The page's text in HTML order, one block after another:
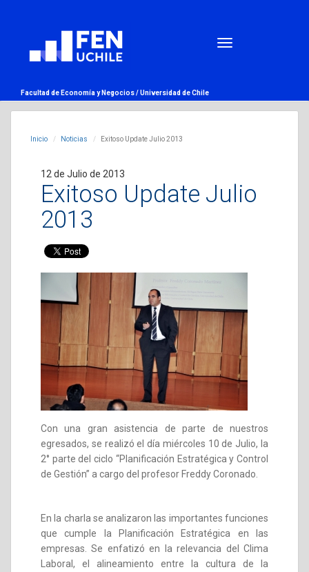
Facultad de Economía y Negocios /Universidad de Chile
Inicio Noticias Exitoso Update Julio 2013
12 de Julio de 2013
Exitoso Update Julio
2013
Con una gran asistencia de parte de nuestros
egresados, se realizó el día miércoles 10 de Julio, la
2° parte del ciclo “Planificación Estratégica y Control
de Gestión” a cargo del profesor Freddy Coronado.
En la charla se analizaron las importantes funciones
que cumple la Planificación Estratégica en las
empresas. Se enfatizó en la relevancia del Clima
Laboral, el alineamiento entre la cultura de la